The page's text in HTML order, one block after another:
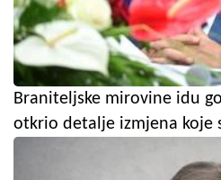
Braniteljske mirovine idu
otkrio detalje izmjena koje